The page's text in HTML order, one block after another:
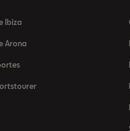
Ibiza
Arona